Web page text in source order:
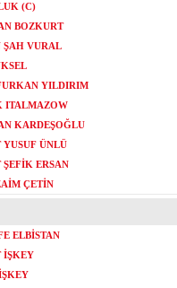
(C)
BOZKURT
ŞAH VURAL
YILDIRIM
ITALMAZOW
KARDEŞOĞLU
YUSUF ÜNLÜ
ŞEFİK ERSAN
ÇETİN
ELBİSTAN
İŞKEY